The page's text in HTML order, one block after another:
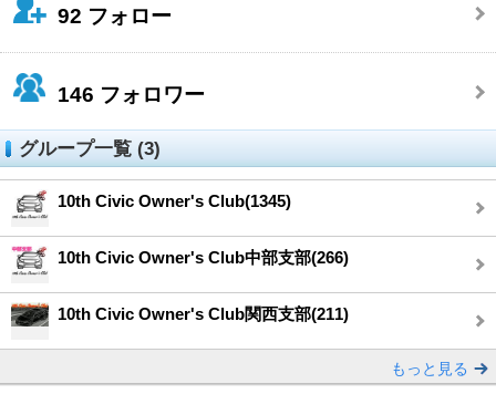
92 フォロー
146 フォロワー
グループ一覧 (3)
10th Civic Owner's Club(1345)
10th Civic Owner's Club中部支部(266)
10th Civic Owner's Club関西支部(211)
もっと見る